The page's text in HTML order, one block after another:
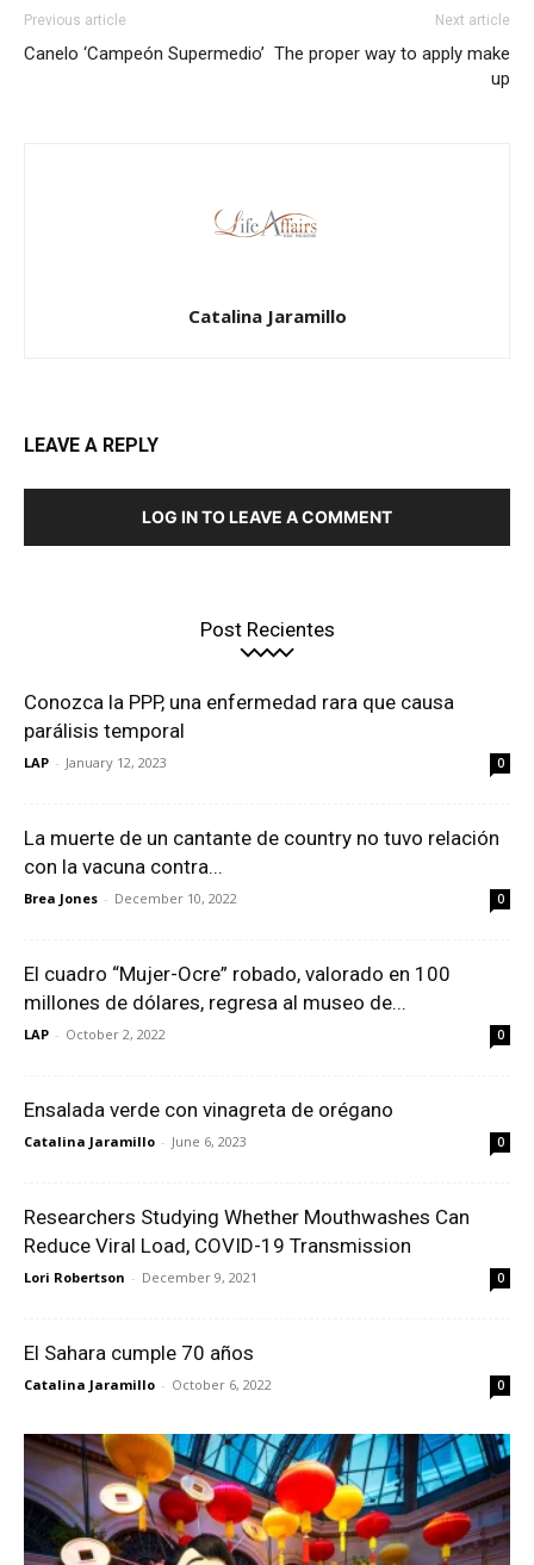
Previous article
Canelo ‘Campeón Supermedio’
Next article
The proper way to apply make
up
Catalina Jaramillo
LEAVE A REPLY
LOG IN TO LEAVE A COMMENT
Post Recientes
Conozca la PPP, una enfermedad rara que causa
parálisis temporal
LAP - January 12, 2023 0
La muerte de un cantante de country no tuvo relación
con la vacuna contra...
Brea Jones - December 10, 2022 0
El cuadro “Mujer-Ocre” robado, valorado en 100
millones de dólares, regresa al museo de...
LAP - October 2, 2022 0
Ensalada verde con vinagreta de orégano
Catalina Jaramillo - June 6, 2023 0
Researchers Studying Whether Mouthwashes Can
Reduce Viral Load, COVID-19 Transmission
Lori Robertson - December 9, 2021 0
El Sahara cumple 70 años
Catalina Jaramillo - October 6, 2022 0